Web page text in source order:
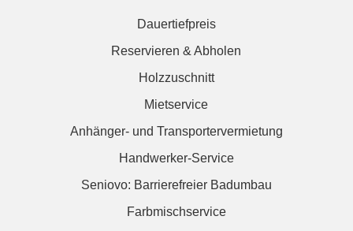
Dauertiefpreis
Reservieren & Abholen
Holzzuschnitt
Mietservice
Anhänger- und Transportervermietung
Handwerker-Service
Seniovo: Barrierefreier Badumbau
Farbmischservice